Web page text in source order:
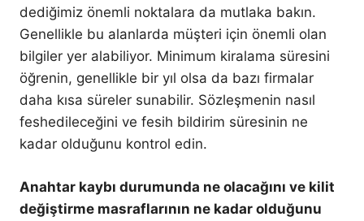
dediğimiz önemli noktalara da mutlaka bakın.
Genellikle bu alanlarda müşteri için önemli olan
bilgiler yer alabiliyor. Minimum kiralama süresini
öğrenin, genellikle bir yıl olsa da bazı firmalar
daha kısa süreler sunabilir. Sözleşmenin nasıl
feshedileceğini ve fesih bildirim süresinin ne
kadar olduğunu kontrol edin.
Anahtar kaybı durumunda ne olacağını ve kilit
değiştirme masraflarının ne kadar olduğunu